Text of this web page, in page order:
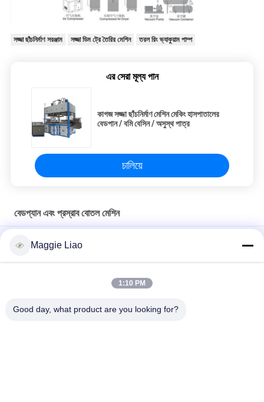
সজ্জা ছাঁচনির্মাণ সরঞ্জাম সজ্জা ডিম ট্রে তৈরির মেশিন তরল রিং ভ্যাকুয়াম পাম্প
এর সেরা মূল্য পান
কাগজ সজ্জা ছাঁচনির্মাণ মেশিন মেকিং হাসপাতালের
বেডপান / বমি বেসিন / অসুস্থ পাত্র
চালিয়ে
বেডপ্যান এবং প্রস্রাব বোতল মেশিন
বায়োডেগ্রেডেবল ইউরিনাল বোতল/ চেম্বার পট পেপার পল্প মোল্ডিং মেশিন/ যন্ত্রপাতি
পলপ ইউরিনাল বোতল মেশিন / বায়োডেগ্রেডেবল ইউরিনাল বোতল মেশিন / পলপ মোল্ডিং
Maggie Liao
1:10 PM
Good day, what product are you looking for?